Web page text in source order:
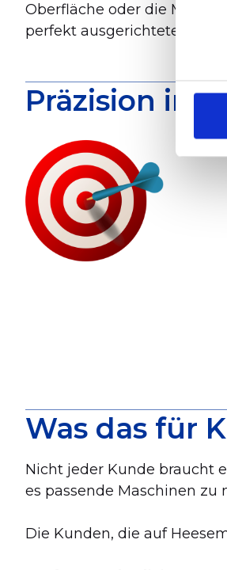
Oberfläche oder die
perfekt ausgerichtete
Präzision im
Was das für
Nicht jeder Kunde braucht
es passende Maschinen zu
Die Kunden, die auf